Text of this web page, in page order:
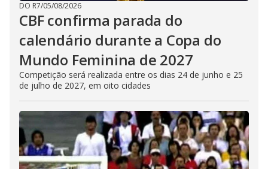
DO R7/05/08/2026
CBF confirma parada do
calendário durante a Copa do
Mundo Feminina de 2027
Competição será realizada entre os dias 24 de junho e 25
de julho de 2027, em oito cidades